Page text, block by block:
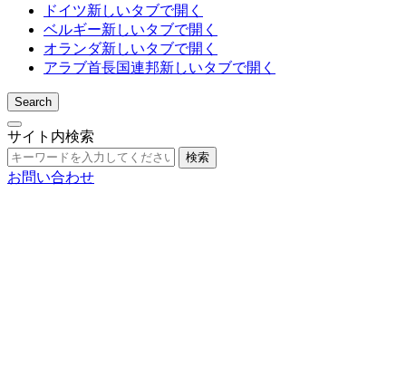
ドイツ新しいタブで開く
ベルギー新しいタブで開く
オランダ新しいタブで開く
アラブ首長国連邦新しいタブで開く
Search
サイト内検索
検索
お問い合わせ